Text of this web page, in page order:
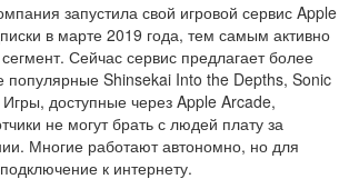
запустила свой игровой сервис Apple
в марте 2019 года, тем самым активно
Сейчас сервис предлагает более
популярные Shinsekai Into the Depths, Sonic
доступные через Apple Arcade,
не могут брать с людей плату за
Многие работают автономно, но для
к интернету.